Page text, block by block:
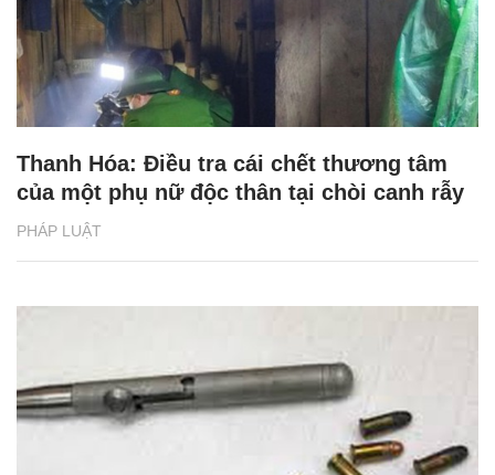
PHÁP LUẬT
Thanh Hóa: Điều tra cái chết thương tâm
của một phụ nữ độc thân tại chòi canh rẫy